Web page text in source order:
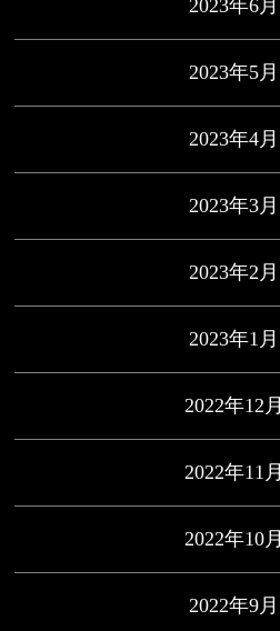
2023年6月
2023年5月
2023年4月
2023年3月
2023年2月
2023年1月
2022年12月
2022年11月
2022年10月
2022年9月